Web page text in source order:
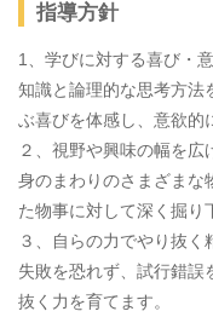
指導方針
1、学びに対する喜び・
知識と論理的な思考方法
ぶ喜びを体感し、意欲的
２、視野や興味の幅を
身のまわりのさまざまな
た物事に対して深く掘り
３、自らの力でやり抜く
失敗を恐れず、試行錯誤
抜く力を育てます。